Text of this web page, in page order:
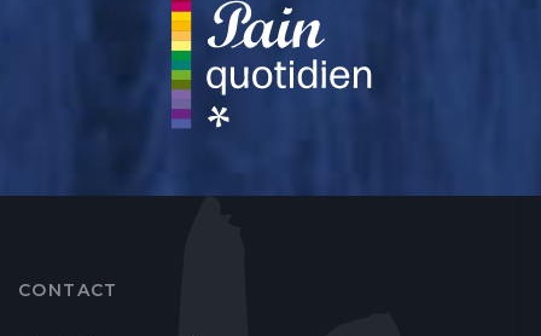
CONTACT